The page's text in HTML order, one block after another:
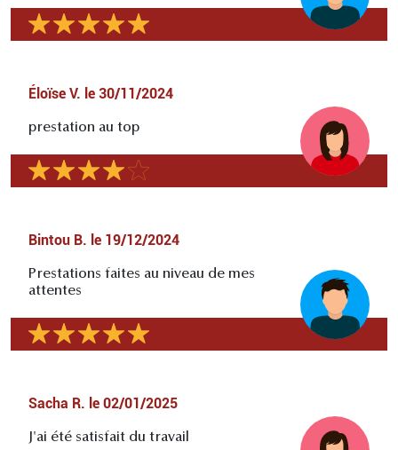
Éloïse V. le 30/11/2024
prestation au top
Bintou B. le 19/12/2024
Prestations faites au niveau de mes
attentes
Sacha R. le 02/01/2025
J'ai été satisfait du travail